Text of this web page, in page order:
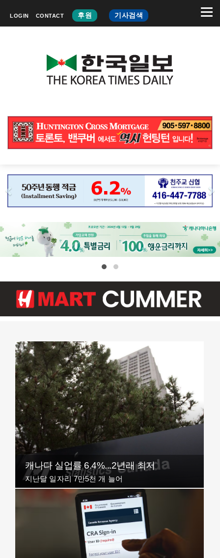
LOGIN CONTACT 후원 기사검색
Previous
캐나다 실업률 6.4%...2년래 최저
지난달 일자리 7만5천 개 늘어